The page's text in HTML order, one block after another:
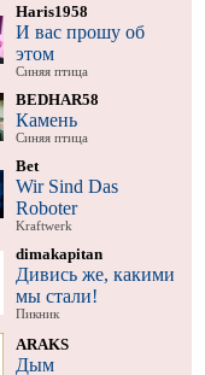
Haris1958
И вас прошу об
этом
Синяя птица
BEDHAR58
Камень
Синяя птица
Bet
Wir Sind Das
Roboter
Kraftwerk
dimakapitan
Дивись же, какими
мы стали!
Пикник
ARAKS
Дым